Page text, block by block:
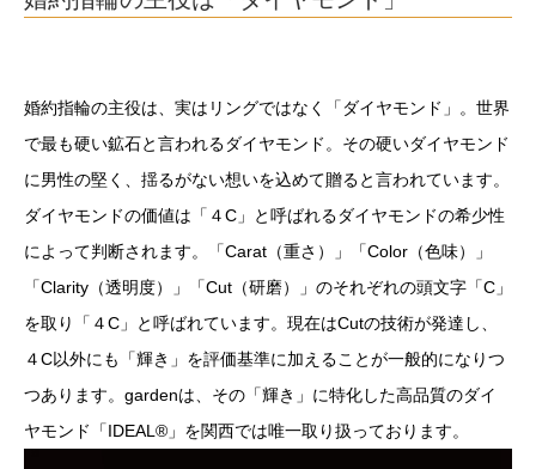
婚約指輪の主役は、実はリングではなく「ダイヤモンド」。世界
で最も硬い鉱石と言われるダイヤモンド。その硬いダイヤモンド
に男性の堅く、揺るがない想いを込めて贈ると言われています。
ダイヤモンドの価値は「４C」と呼ばれるダイヤモンドの希少性
によって判断されます。「Carat（重さ）」「Color（色味）」
「Clarity（透明度）」「Cut（研磨）」のそれぞれの頭文字「C」
を取り「４C」と呼ばれています。現在はCutの技術が発達し、
４C以外にも「輝き」を評価基準に加えることが一般的になりつ
つあります。gardenは、その「輝き」に特化した高品質のダイ
ヤモンド「IDEAL®」を関西では唯一取り扱っております。